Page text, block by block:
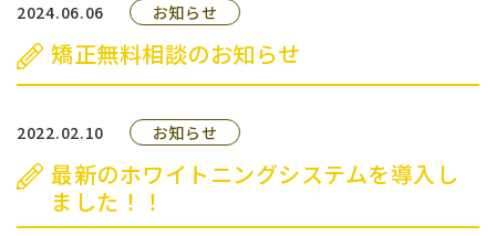
患者様へのご案内
交通アクセス
お問い合わせ
2024.06.06 お知らせ
矯正無料相談のお知らせ
2022.02.10 お知らせ
最新のホワイトニングシステムを導入し
ました！！